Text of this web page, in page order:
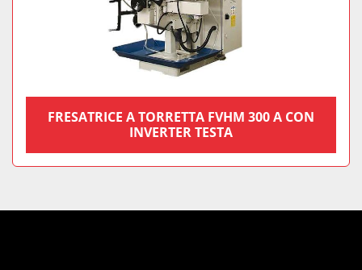
FRESATRICE A TORRETTA FVHM 300 A CON
INVERTER TESTA